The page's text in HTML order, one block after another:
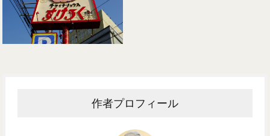
作者プロフィール